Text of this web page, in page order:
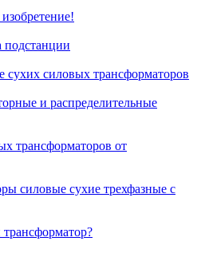
сухих силовых трансформаторов
и распределительные
трансформаторов от
силовые сухие трехфазные с